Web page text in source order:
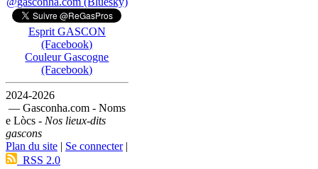
Esprit GASCON
(Facebook)
Couleur Gascogne
(Facebook)
2024-2026
— Gasconha.com - Noms
e Lòcs - Nos lieux-dits
gascons
Plan du site
Se connecter|
RSS 2.0